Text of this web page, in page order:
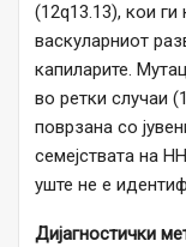
(12q13.13), кои ги
васкуларниот
капиларите.
во ретки случаи
поврзана со
семејствата на
уште не е
Дијагностички